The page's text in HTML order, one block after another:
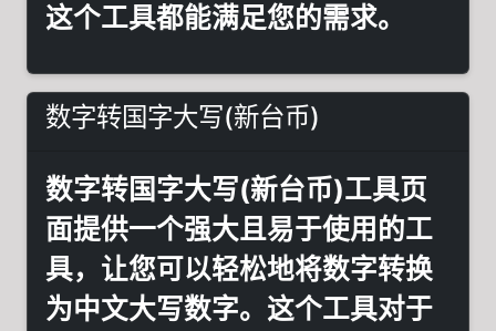
这个工具都能满足您的需求。
数字转国字大写(新台币)
数字转国字大写(新台币)工具页
面提供一个强大且易于使用的工
具，让您可以轻松地将数字转换
为中文大写数字。这个工具对于